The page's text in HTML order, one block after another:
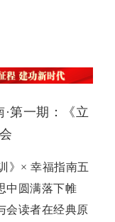
第一期：《立
》× 幸福指南五
中圆满落下帷
会读者在经典原